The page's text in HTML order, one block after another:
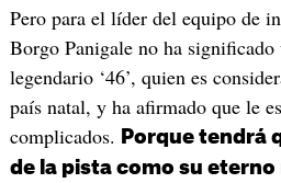
Pero para el líder del equipo de
Borgo Panigale no ha
legendario ‘46’, quien es
país natal, y ha afirmado que le
complicados.
Porque tendrá
de la pista como su eterno